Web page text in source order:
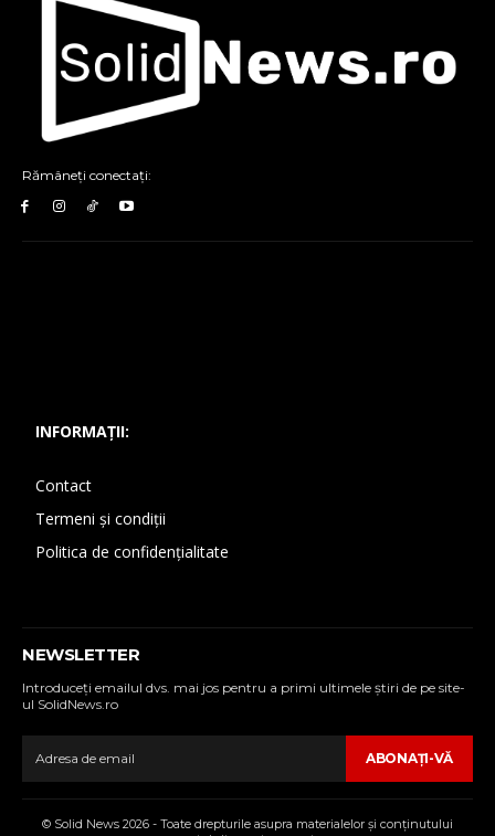
Rămâneți conectați:
INFORMAȚII:
Contact
Termeni și condiții
Politica de confidențialitate
NEWSLETTER
Introduceţi emailul dvs. mai jos pentru a primi ultimele ştiri de pe site-
ul SolidNews.ro
ABONAŢI-VĂ
© Solid News 2026 - Toate drepturile asupra materialelor şi conţinutului